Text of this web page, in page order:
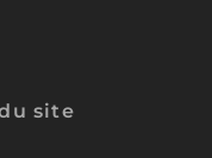
site